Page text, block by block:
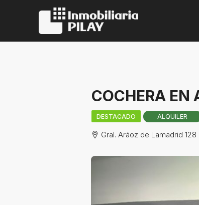
COCHERA
DESTACADO ALQUILER
Gral. Aráoz de Lamadrid 128